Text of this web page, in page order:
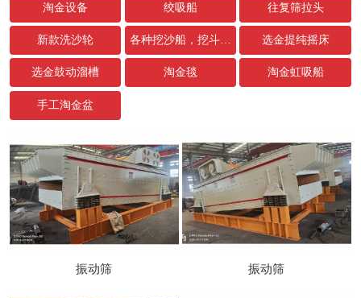
淘金设备 绞吸船 往复筛拉头
新款洗沙轮 各种挖沙船，挖斗，链条配件 选金提纯摇床
选金鼓动溜槽 淘金毯 淘金虹吸船
手工淘金盆
振动筛 振动筛